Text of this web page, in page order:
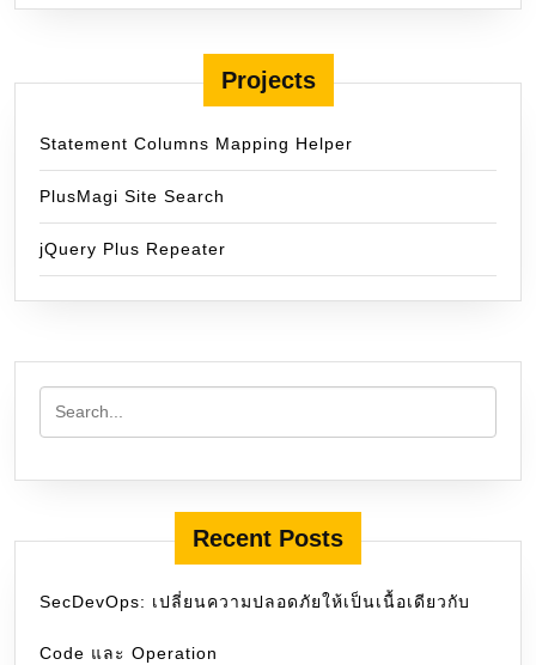
Projects
Statement Columns Mapping Helper
PlusMagi Site Search
jQuery Plus Repeater
Recent Posts
SecDevOps: เปลี่ยนความปลอดภัยให้เป็นเนื้อเดียวกับ
Code และ Operation